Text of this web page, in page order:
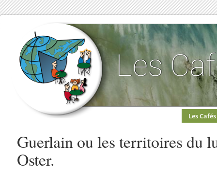
Les Cafés
Guerlain ou les territoires du
Oster.